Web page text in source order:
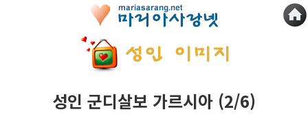
성인 군디살보 가르시아 (2/6)